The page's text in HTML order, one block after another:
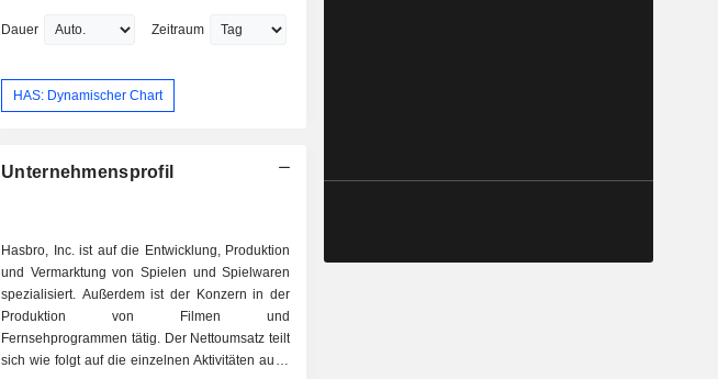
Dauer Zeitraum
HAS: Dynamischer Chart
Unternehmensprofil
Hasbro, Inc. ist auf die Entwicklung, Produktion
und Vermarktung von Spielen und Spielwaren
spezialisiert. Außerdem ist der Konzern in der
Produktion von Filmen und
Fernsehprogrammen tätig. Der Nettoumsatz teilt
sich wie folgt auf die einzelnen Aktivitäten auf: -